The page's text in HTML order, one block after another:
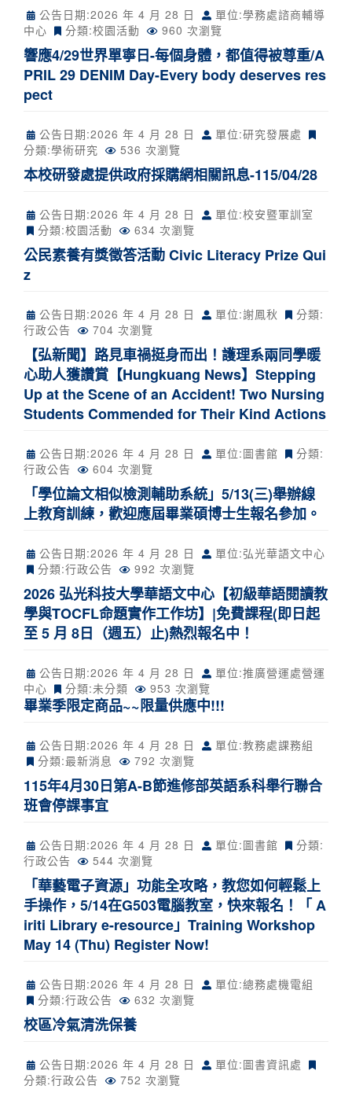
公告日期:2026 年 4 月 28 日
單位:學務處諮商輔導
中心
分類:校園活動 960 次瀏覽
響應4/29世界單寧日-每個身體，都值得被尊重/A
PRIL 29 DENIM Day-Every body deserves res
pect
公告日期:2026 年 4 月 28 日
單位:研究發展處
分類:學術研究 536 次瀏覽
本校研發處提供政府採購網相關訊息-115/04/28
公告日期:2026 年 4 月 28 日
單位:校安暨軍訓室
分類:校園活動 634 次瀏覽
公民素養有獎徵答活動 Civic Literacy Prize Qui
z
公告日期:2026 年 4 月 28 日 單位:謝鳳秋
分類:
行政公告
704 次瀏覽
【弘新聞】路見車禍挺身而出！護理系兩同學暖
心助人獲讚賞【Hungkuang News】Stepping
Up at the Scene of an Accident! Two Nursing
Students Commended for Their Kind Actions
公告日期:2026 年 4 月 28 日 單位:圖書館
分類:
行政公告
604 次瀏覽
「學位論文相似檢測輔助系統」5/13(三)舉辦線
上教育訓練，歡迎應屆畢業碩博士生報名參加。
公告日期:2026 年 4 月 28 日
單位:弘光華語文中心
分類:行政公告 992 次瀏覽
2026 弘光科技大學華語文中心【初級華語閱讀教
學與TOCFL命題實作工作坊】|免費課程(即日起
至 5 月 8日（週五）止)熱烈報名中！
公告日期:2026 年 4 月 28 日
單位:推廣營運處營運
中心
分類:未分類 953 次瀏覽
畢業季限定商品~~限量供應中!!!
公告日期:2026 年 4 月 28 日
單位:教務處課務組
分類:最新消息 792 次瀏覽
115年4月30日第A-B節進修部英語系科舉行聯合
班會停課事宜
公告日期:2026 年 4 月 28 日 單位:圖書館
分類:
行政公告
544 次瀏覽
「華藝電子資源」功能全攻略，教您如何輕鬆上
手操作，5/14在G503電腦教室，快來報名！「 A
iriti Library e-resource」Training Workshop
May 14 (Thu) Register Now!
公告日期:2026 年 4 月 28 日
單位:總務處機電組
分類:行政公告 632 次瀏覽
校區冷氣清洗保養
公告日期:2026 年 4 月 28 日
單位:圖書資訊處
分類:行政公告 752 次瀏覽